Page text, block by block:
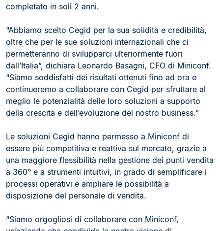
completato in soli 2 anni.
“Abbiamo scelto Cegid per la sua solidità e credibilità,
oltre che per le sue soluzioni internazionali che ci
permetteranno di svilupparci ulteriormente fuori
dall’Italia”, dichiara Leonardo Basagni, CFO di Miniconf.
“Siamo soddisfatti dei risultati ottenuti fino ad ora e
continueremo a collaborare con Cegid per sfruttare al
meglio le potenzialità delle loro soluzioni a supporto
della crescita e dell’evoluzione del nostro business.”
Le soluzioni Cegid hanno permesso a Miniconf di
essere più competitiva e reattiva sul mercato, grazie a
una maggiore flessibilità nella gestione dei punti vendita
a 360° e a strumenti intuitivi, in grado di semplificare i
processi operativi e ampliare le possibilità a
disposizione del personale di vendita.
“Siamo orgogliosi di collaborare con Miniconf,